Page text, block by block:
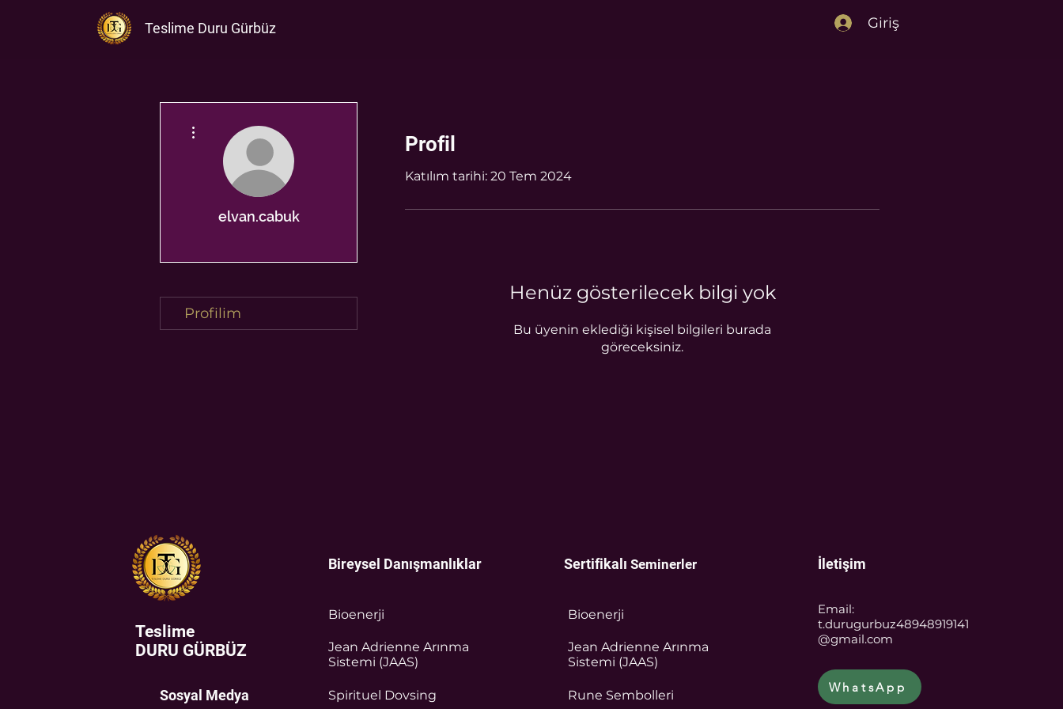
Teslime Duru Gürbüz Giriş
Profil
Katılım tarihi: 20 Tem 2024
Henüz gösterilecek bilgi yok
Bu üyenin eklediği kişisel bilgileri burada
göreceksiniz.
elvan.cabuk
Profilim
Teslime
DURU GÜRBÜZ
Sosyal Medya
Bireysel Danışmanlıklar
Bioenerji
Jean Adrienne Arınma
Sistemi (JAAS)
Spirituel Dovsing
Sertifikalı Seminerler
Bioenerji
Jean Adrienne Arınma
Sistemi (JAAS)
Rune Sembolleri
İletişim
Email:
t.durugurbuz48948919141
@gmail.com
WhatsApp